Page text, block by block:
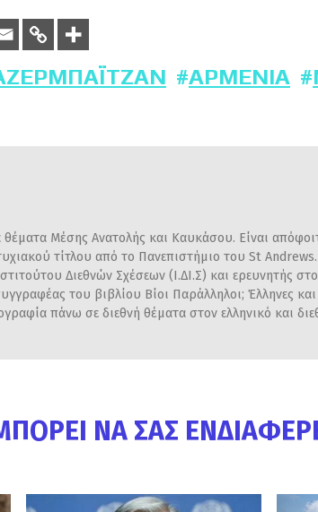
ΑΡΜΕΝΊΑ
θέματα Μέσης Ανατολής και Καυκάσου. Είναι
τίτλου από το Πανεπιστήμιο του St Andrews.
Διεθνών Σχέσεων (Ι.ΔΙ.Σ) και ερευνητής
του βιβλίου Βίοι Παράλληλοι; Έλληνες
πάνω σε διεθνή θέματα στον ελληνικό και
ΝΑ ΣΑΣ